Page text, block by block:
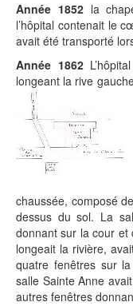
Année 1852la
l’hôpital contenait le
avait été transporté
Année 1862
longeant la rive
chaussée, composé
dessus du sol. La
donnant sur la cour
longeait la rivière,
quatre fenêtres sur
salle Sainte Anne
autres fenêtres